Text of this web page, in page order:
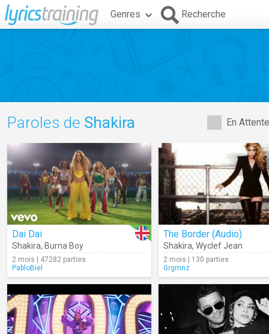
Genres Recherche
En
Paroles de Shakira
Dai Dai
Shakira, Burna Boy
2 mois | 47282 parties
PabloBiel
The Border (Audio)
Shakira, Wyclef Jean
2 mois | 130 parties
Grgmnz